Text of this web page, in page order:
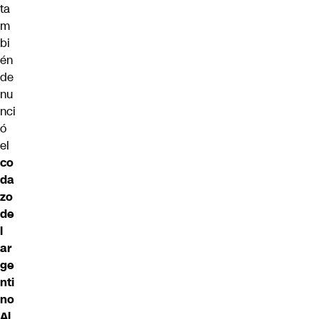
ta
m
bi
én
de
nu
nci
ó
el
co
da
zo
de
l
ar
ge
nti
no